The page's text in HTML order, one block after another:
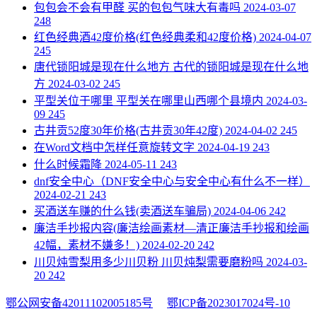
​包包会不会有甲醛 买的包包气味大有毒吗 2024-03-07
248
​红色经典酒42度价格(红色经典柔和42度价格) 2024-04-07
245
​唐代锁阳城是现在什么地方 古代的锁阳城是现在什么地
方 2024-03-02 245
​平型关位于哪里 平型关在哪里山西哪个县境内 2024-03-
09 245
​古井贡52度30年价格(古井贡30年42度) 2024-04-02 245
​在Word文档中怎样任意旋转文字 2024-04-19 243
​什么时候霜降 2024-05-11 243
​dnf安全中心（DNF安全中心与安全中心有什么不一样）
2024-02-21 243
​买酒送车赚的什么钱(卖酒送车骗局) 2024-04-06 242
​廉洁手抄报内容(廉洁绘画素材—清正廉洁手抄报和绘画
42幅，素材不嫌多！) 2024-02-20 242
​川贝炖雪梨用多少川贝粉 川贝炖梨需要磨粉吗 2024-03-
20 242
鄂公网安备42011102005185号 鄂ICP备2023017024号-10